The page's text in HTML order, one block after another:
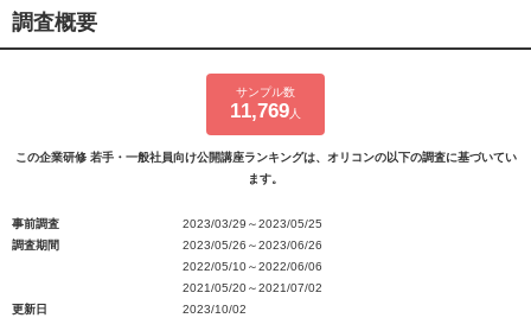
調査概要
サンプル数
11,769 人
この企業研修 若手・一般社員向け公開講座ランキングは、オリコンの以下の調査に基づいてい
ます。
事前調査
2023/03/29～2023/05/25
調査期間
2023/05/26～2023/06/26
2022/05/10～2022/06/06
2021/05/20～2021/07/02
更新日
2023/10/02